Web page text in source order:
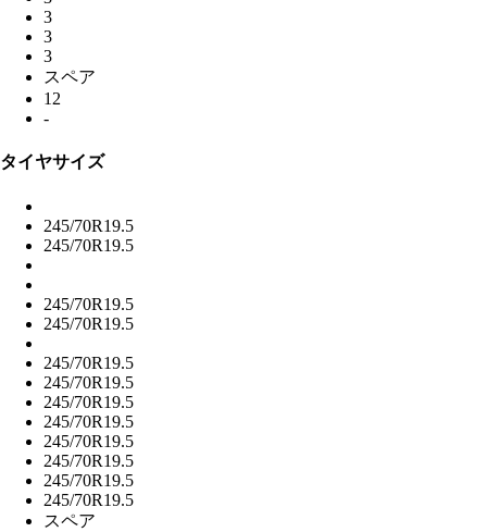
3
3
3
スペア
12
-
タイヤサイズ
245/70R19.5
245/70R19.5
245/70R19.5
245/70R19.5
245/70R19.5
245/70R19.5
245/70R19.5
245/70R19.5
245/70R19.5
245/70R19.5
245/70R19.5
245/70R19.5
スペア